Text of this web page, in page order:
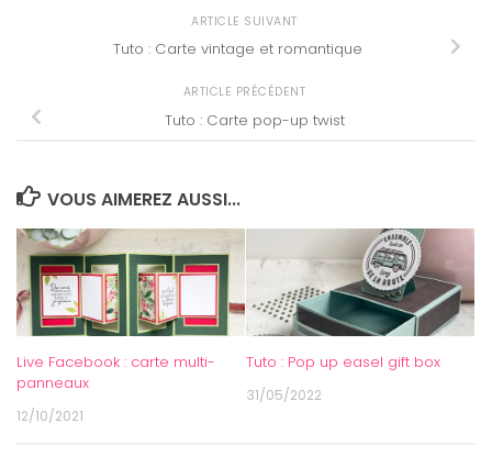
ARTICLE SUIVANT
Tuto : Carte vintage et romantique
ARTICLE PRÉCÉDENT
Tuto : Carte pop-up twist
VOUS AIMEREZ AUSSI...
Live Facebook : carte multi-
panneaux
12/10/2021
Tuto : Pop up easel gift box
31/05/2022